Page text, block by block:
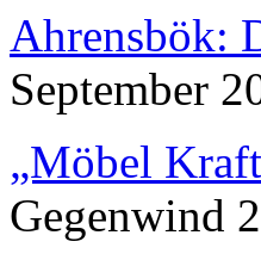
Ahrensbök:
September
„Möbel
Gegenwind